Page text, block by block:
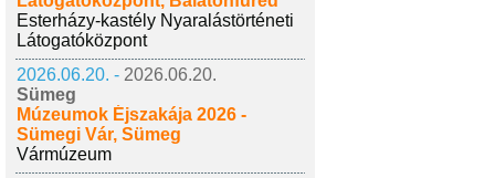
Esterházy-kastély Nyaralástörténeti
Látogatóközpont
2026.06.20. - 2026.06.20.
Sümeg
Múzeumok Éjszakája 2026 -
Sümegi Vár, Sümeg
Vármúzeum